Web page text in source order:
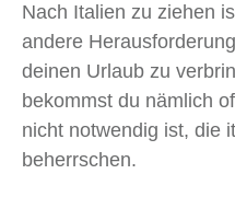
Nach Italien zu ziehen
andere
deinen Urlaub zu
bekommst du nämlich
nicht notwendig ist, die
beherrschen.